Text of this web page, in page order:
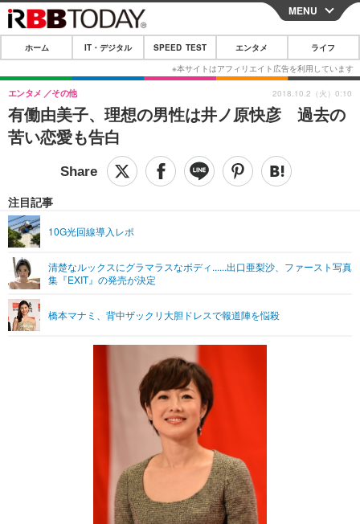
CLOSE
ホーム
IT・デジタル
IT・デジタルTOP スマートフォン
ショッピング その他
SPEED TEST
エンタメTOP 映画・ドラマ
グラビア
ショッピング その他
ライフTOP
その他
リリース一覧
プッシュ通知の停止方法
MENU
ホーム IT・デジタル SPEED TEST エンタメ ライフ
有働由美子、理想の男性は井ノ原快彦 過去の
苦い恋愛も告白
エンタメ その他
注目記事
10G光回線導入レポ
清楚なルックスにグラマラスなボディ......出口亜梨沙、ファースト写真
集『EXIT』の発売が決定
橋本マナミ、背中ザックリ大胆ドレスで報道陣を悩殺
2018.10.2（火）0:10